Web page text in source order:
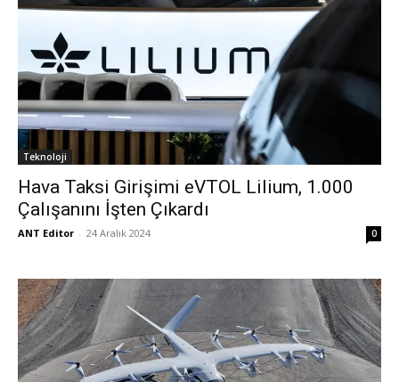
Teknoloji
Hava Taksi Girişimi eVTOL Lilium, 1.000
Çalışanını İşten Çıkardı
ANT Editor - 24 Aralık 2024 0